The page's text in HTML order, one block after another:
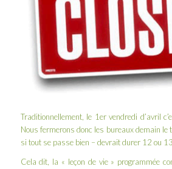
Traditionnellement, le 1er vendredi d’avril
Nous fermerons donc les bureaux demain le
si tout se passe bien – devrait durer 12 ou
Cela dit, la « leçon de vie» programmée